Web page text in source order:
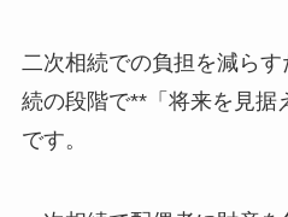
二次相続での負担を減ら
続の段階で**「将来を見据
です。